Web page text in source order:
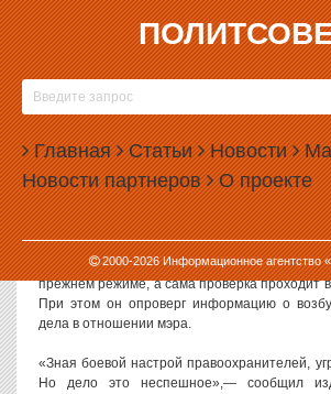
Главная Статьи Новости
Новости партнеров О проекте
2000-2026Информационное агентство
03.07.2025, 13:02
УРАЛЬСКИЙ МЭР МОЖЕТ СТАТЬ
УГОЛОВНОГО ДЕЛА
В Свердловской области силовики
отношении главы Красноуфимска Михаила
Информацию о работе правоохранительных
изданию «Коммерсантъ-Урал» замглавы
Шахбанов. По его словам, администрация
прежнем режиме, а сама проверка проходит
При этом он опроверг информацию о
дела в отношении мэра.
«Зная боевой настрой правоохранителей,
Но дело это неспешное»,— сообщил